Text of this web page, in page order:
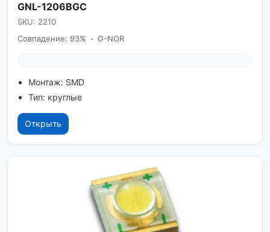
GNL-1206BGC
SKU: 2210
Совпадение: 93% • G-NOR
Монтаж: SMD
Тип: круглые
Открыть